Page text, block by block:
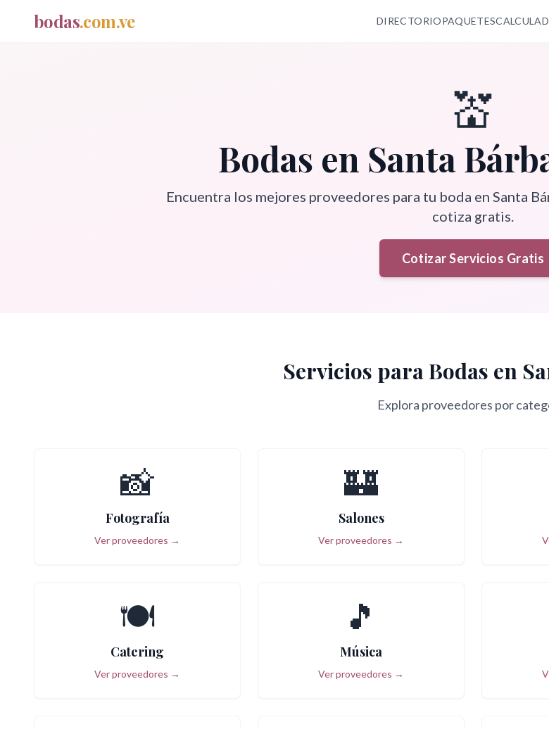
bodas.com.ve DIRECTORIOPAQUETES
💒
Bodas en Santa
Encuentra los mejores proveedores para tu boda en Santa
cotiza gratis.
Cotizar Servicios Gratis
Servicios para Bodas en
Explora proveedores por
📸
Fotografía
Ver proveedores →
🏰
Salones
Ver proveedores →
🍽️
Catering
Ver proveedores →
🎵
Música
Ver proveedores →